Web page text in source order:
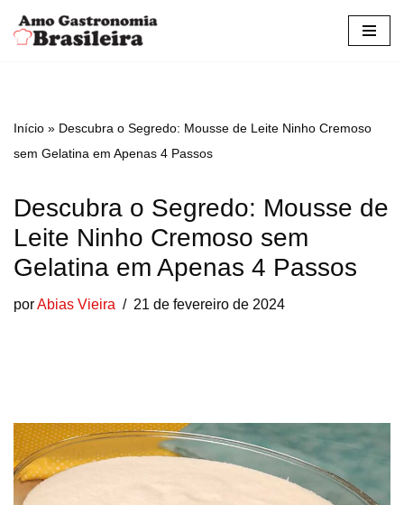
Pular
conteúdo
Início » Descubra o Segredo: Mousse de Leite Ninho Cremoso
sem Gelatina em Apenas 4 Passos
Descubra o Segredo: Mousse de
Leite Ninho Cremoso sem
Gelatina em Apenas 4 Passos
porAbias Vieira 21 de fevereiro de 2024